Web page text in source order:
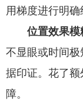
用梯度进行明确
位置效果模
不显眼或时间极
据印证。花了
障。